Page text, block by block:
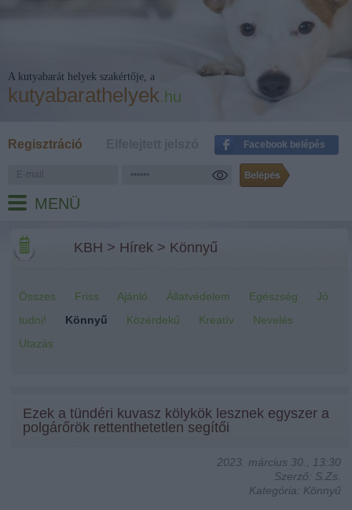
A kutyabarát helyek szakértője, a
kutyabarathelyek.hu
Regisztráció Facebook belépés
MENÜ
KBH > Hírek > Könnyű
Összes Friss Ajánló Állatvédelem Egészség
Jó
tudni!
Könnyű Közérdekű Kreatív
Nevelés
Utazás
Ezek a tündéri kuvasz kölykök lesznek egyszer a
polgárőrök rettenthetetlen segítői
2023. március 30., 13:30
Szerző: S.Zs.
Kategória: Könnyű